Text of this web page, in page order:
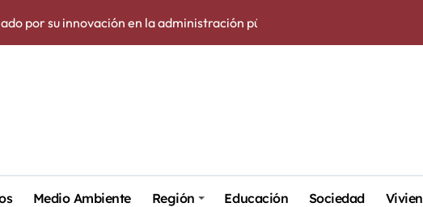
por su innovación en la administración pública digital.
Matemáticas se llevará a cabo en el Campus Universitario de Lorca el
mediante remodelación de jardines y fuente ornamental
de las V Jornadas ‘Camino de la Cruz de Caravaca’
Medio Ambiente Región Educación Sociedad